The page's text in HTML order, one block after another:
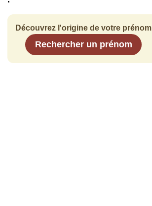
Découvrez l'origine de votre prénom
Rechercher un prénom